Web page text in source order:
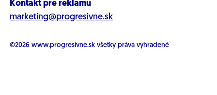
Kontakt pre reklamu
marketing@progresivne.sk
©2026 www.progresivne.sk všetky práva vyhradené